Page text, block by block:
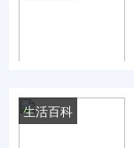
生活百科